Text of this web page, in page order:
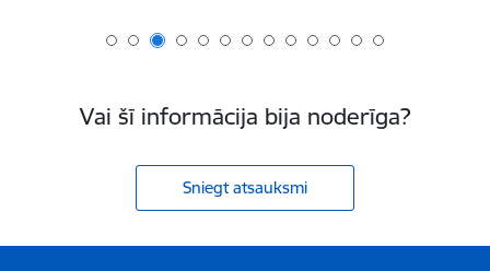
Vai šī informācija bija noderīga?
Sniegt atsauksmi